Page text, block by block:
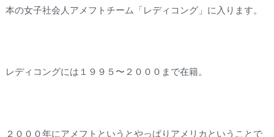
本の女子社会人アメフトチーム「レディコング」に入ります。
レディコングには１９９５〜２０００まで在籍。
２０００年にアメフトというとやっぱりアメリカということで